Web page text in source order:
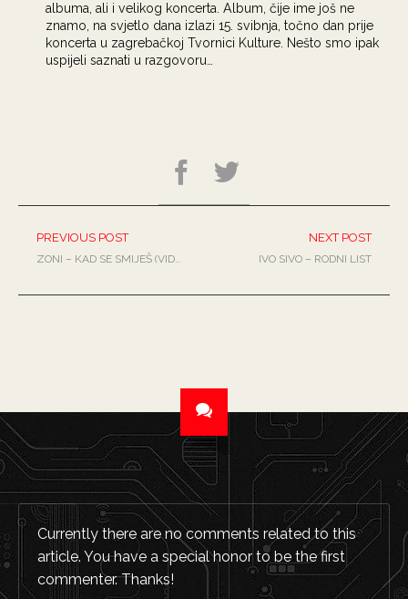
albuma, ali i velikog koncerta. Album, čije ime još ne
znamo, na svjetlo dana izlazi 15. svibnja, točno dan prije
koncerta u zagrebačkoj Tvornici Kulture. Nešto smo ipak
uspijeli saznati u razgovoru…
PREVIOUS POST
ZONI – KAD SE SMIJEŠ (VIDEO)
NEXT POST
IVO SIVO – RODNI LIST
Currently there are no comments related to this
article. You have a special honor to be the first
commenter. Thanks!